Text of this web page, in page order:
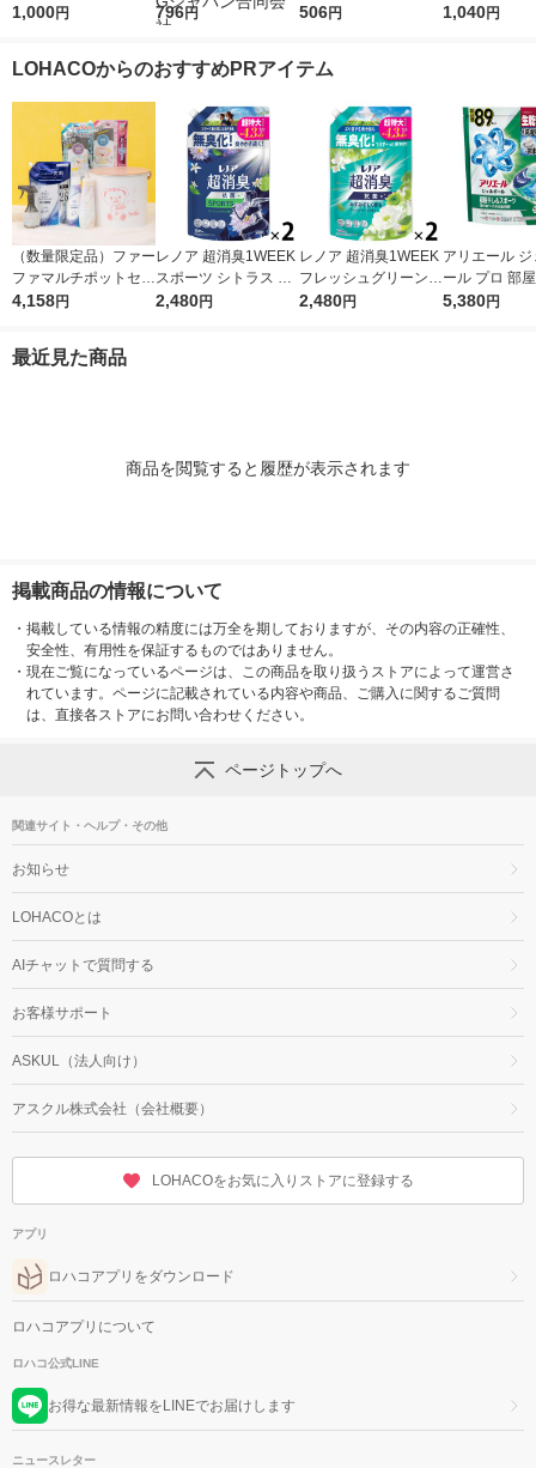
替用400mL 1セット
1,000円
チウォームコットン＆
2） 柔軟剤 P＆Gジ
796円
替用400mL 1セット
506円
1セット（2個入)
1,040円
LOHACOからのおすすめPRアイテム
（数量限定品）ファー
ファマルチポットセッ
ト 1個 衣料用洗濯洗
4,158円
レノア 超消臭1WEEK
スポーツ シトラス 詰
め替え 超特大 1380m
2,480円
レノア 超消臭1WEEK
フレッシュグリーンの
香り 詰め替え 超特大
2,480円
アリエール
ール プロ 部
スポーツ 部屋
5,380円
最近見た商品
商品を閲覧すると履歴が表示されます
掲載商品の情報について
・ 掲載している情報の精度には万全を期しておりますが、その内容の正確性、
安全性、有用性を保証するものではありません。
・ 現在ご覧になっているページは、この商品を取り扱うストアによって運営さ
れています。ページに記載されている内容や商品、ご購入に関するご質問
は、直接各ストアにお問い合わせください。
ページトップへ
関連サイト・ヘルプ・その他
お知らせ
LOHACOとは
AIチャットで質問する
お客様サポート
ASKUL（法人向け）
アスクル株式会社（会社概要）
LOHACOをお気に入りストアに登録する
アプリ
ロハコアプリをダウンロード
ロハコアプリについて
ロハコ公式LINE
お得な最新情報をLINEでお届けします
ニュースレター